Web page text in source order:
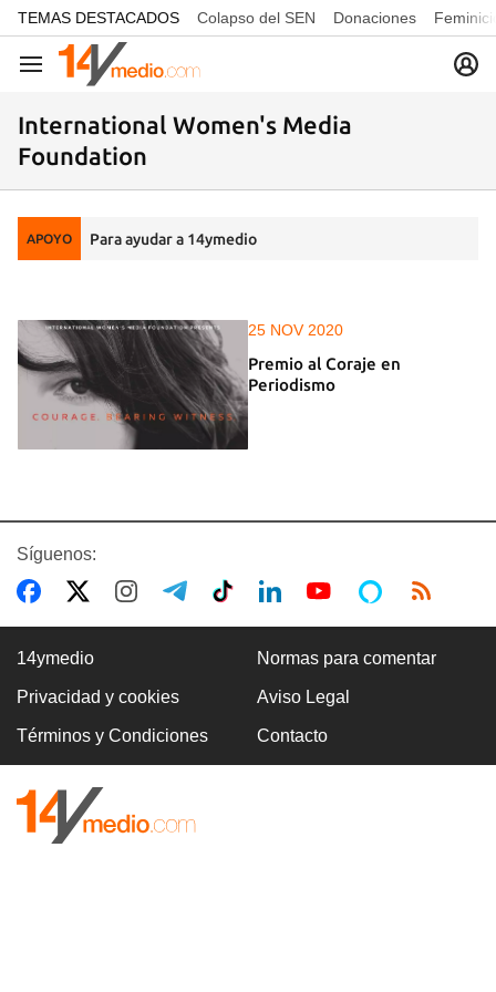
common.go-to-content
TEMAS DESTACADOS Colapso del SEN Donaciones
Navegación
International Women's Media
Foundation
APOYO Para ayudar a 14ymedio
25 NOV 2020
Premio al Coraje en
Periodismo
Síguenos:
14ymedio Normas para comentar
Privacidad y cookies Aviso Legal
Términos y Condiciones Contacto